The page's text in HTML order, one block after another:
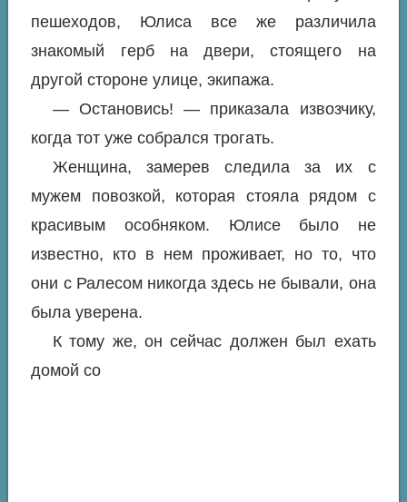
пешеходов, Юлиса все же различила
знакомый герб на двери, стоящего на
другой стороне улице, экипажа.
— Остановись! — приказала извозчику,
когда тот уже собрался трогать.
Женщина, замерев следила за их с
мужем повозкой, которая стояла рядом с
красивым особняком. Юлисе было не
известно, кто в нем проживает, но то, что
они с Ралесом никогда здесь не бывали, она
была уверена.
К тому же, он сейчас должен был ехать
домой со